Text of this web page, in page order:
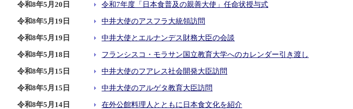
令和8年5月20日 令和7年度「日本食普及の親善大使」任命状授与式
令和8年5月19日 中井大使のアスフラ大統領訪問
令和8年5月19日 中井大使とエルナンデス財務大臣の会談
令和8年5月18日 フランシスコ・モラサン国立教育大学へのカレンダー引き渡し
令和8年5月15日 中井大使のフアレス社会開発大臣訪問
令和8年5月15日 中井大使のアルゲタ教育大臣訪問
令和8年5月14日 在外公館料理人とともに日本食文化を紹介